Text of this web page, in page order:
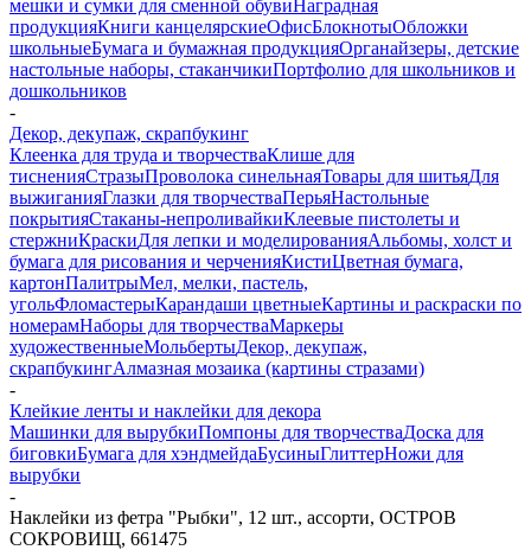
мешки и сумки для сменной обувиНаградная
продукцияКниги канцелярскиеОфисБлокнотыОбложки
школьныеБумага и бумажная продукцияОрганайзеры, детские
настольные наборы, стаканчикиПортфолио для школьников и
дошкольников
-
Декор, декупаж, скрапбукинг
Клеенка для труда и творчестваКлише для
тисненияСтразыПроволока синельнаяТовары для шитьяДля
выжиганияГлазки для творчестваПерьяНастольные
покрытияСтаканы-непроливайкиКлеевые пистолеты и
стержниКраскиДля лепки и моделированияАльбомы, холст и
бумага для рисования и черченияКистиЦветная бумага,
картонПалитрыМел, мелки, пастель,
угольФломастерыКарандаши цветныеКартины и раскраски по
номерамНаборы для творчестваМаркеры
художественныеМольбертыДекор, декупаж,
скрапбукингАлмазная мозаика (картины стразами)
-
Клейкие ленты и наклейки для декора
Машинки для вырубкиПомпоны для творчестваДоска для
биговкиБумага для хэндмейдаБусиныГлиттерНожи для
вырубки
-
Наклейки из фетра "Рыбки", 12 шт., ассорти, ОСТРОВ
СОКРОВИЩ, 661475